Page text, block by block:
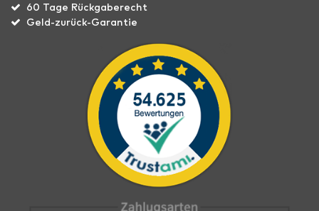
60 Tage Rückgaberecht
Geld-zurück-Garantie